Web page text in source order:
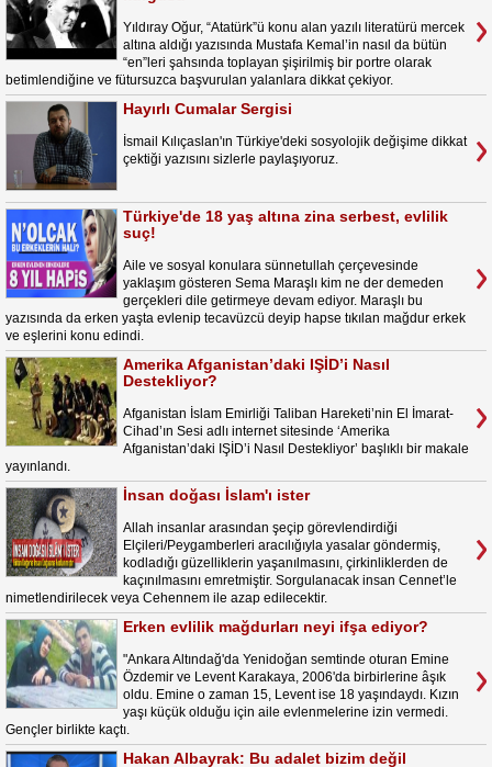
Yıldıray Oğur, “Atatürk”ü konu alan yazılı literatürü mercek
altına aldığı yazısında Mustafa Kemal’in nasıl da bütün
“en”leri şahsında toplayan şişirilmiş bir portre olarak
betimlendiğine ve fütursuzca başvurulan yalanlara dikkat çekiyor.
Hayırlı Cumalar Sergisi
İsmail Kılıçaslan'ın Türkiye'deki sosyolojik değişime dikkat
çektiği yazısını sizlerle paylaşıyoruz.
Türkiye'de 18 yaş altına zina serbest, evlilik
suç!
Aile ve sosyal konulara sünnetullah çerçevesinde
yaklaşım gösteren Sema Maraşlı kim ne der demeden
gerçekleri dile getirmeye devam ediyor. Maraşlı bu
yazısında da erken yaşta evlenip tecavüzcü deyip hapse tıkılan mağdur erkek
ve eşlerini konu edindi.
Amerika Afganistan’daki IŞİD’i Nasıl
Destekliyor?
Afganistan İslam Emirliği Taliban Hareketi’nin El İmarat-
Cihad’ın Sesi adlı internet sitesinde ‘Amerika
Afganistan’daki IŞİD’i Nasıl Destekliyor’ başlıklı bir makale
yayınlandı.
İnsan doğası İslam'ı ister
Allah insanlar arasından şeçip görevlendirdiği
Elçileri/Peygamberleri aracılığıyla yasalar göndermiş,
kodladığı güzelliklerin yaşanılmasını, çirkinliklerden de
kaçınılmasını emretmiştir. Sorgulanacak insan Cennet’le
nimetlendirilecek veya Cehennem ile azap edilecektir.
Erken evlilik mağdurları neyi ifşa ediyor?
"Ankara Altındağ'da Yenidoğan semtinde oturan Emine
Özdemir ve Levent Karakaya, 2006'da birbirlerine âşık
oldu. Emine o zaman 15, Levent ise 18 yaşındaydı. Kızın
yaşı küçük olduğu için aile evlenmelerine izin vermedi.
Gençler birlikte kaçtı.
Hakan Albayrak: Bu adalet bizim değil